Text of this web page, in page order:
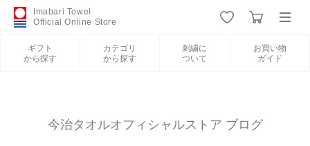
Imabari Towel
Official Online Store
ギフト
から探す
カテゴリ
から探す
刺繍に
ついて
お買い物
ガイド
新規会員登録
ギフトから探す
今治タオルオフィシャルストア ブログ